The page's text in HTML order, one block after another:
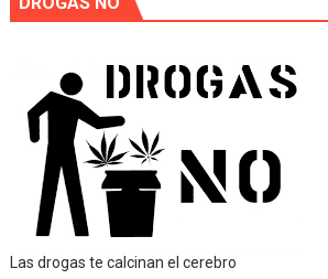
Las drogas te calcinan el cerebro